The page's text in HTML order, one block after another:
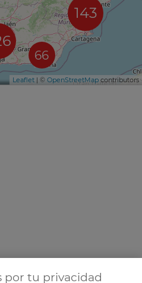
66
143
Leaflet | © OpenStreetMap contributors
por tu privacidad